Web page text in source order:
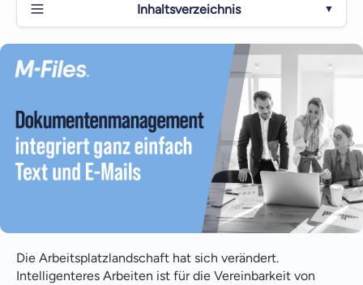
Inhaltsverzeichnis ▼
Was ist Dokumentenmanagement?
On-Demand-Software für die
Dokumentenverwaltung ist die Zukunft der Arbeit
Bewährte Verfahren der Dokumentenverwaltung
sicherstellen
Wissensmanagement: Skalierung des Geschäfts mit
FAQ
Die Arbeitsplatzlandschaft hat sich verändert.
Intelligenteres Arbeiten ist für die Vereinbarkeit von